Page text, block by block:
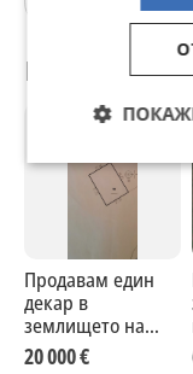
Продавам един
декар в
землището на
Горно Брястово
20 000 €